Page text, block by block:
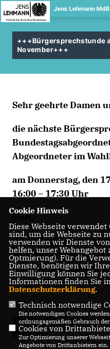
Jens Lehmann MdB
+++Bürgersprechstunde
November+++
Sehr geehrte Damen
die nächste
Abgeordneter im
am Donnerstag, den
16:00 – 17:30 Uhr
statt.
Ob zu
oder zur Leipziger
Ihren Abgeordneten
an, die Sie bewegen.
Um vorherige
Wahlkreisbüro unter
gebeten.
Cookie Hinweis
Diese Webseite
sind, um die Webseite zu
verwenden wir Dienste
helfen, unser Webangebot
Optmierung). Für die
Dienste, benötigen wir
Einwilligung können Sie
Informationen finden Sie
Datenschutzerklärung.
Technisch notwendige
Die notwendigen Cookies
ordnungsgemäßen Gebrauch
Cookies von
Zur Optimierung unserer
Angebote von Drittanbietern ein.